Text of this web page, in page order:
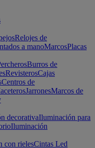
Relojes de
a manoMarcosPlacas
Burros de
RevisterosCajas
Centros de
JarronesMarcos de
decorativaIluminación para
Iluminación
con rielesCintas Led